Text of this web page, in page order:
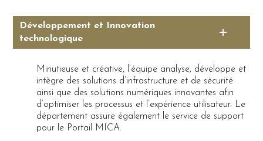
Développement et Innovation
technologique
Minutieuse et créative, l’équipe analyse, développe et
intègre des solutions d’infrastructure et de sécurité
ainsi que des solutions numériques innovantes afin
d’optimiser les processus et l’expérience utilisateur. Le
département assure également le service de support
pour le Portail MICA.